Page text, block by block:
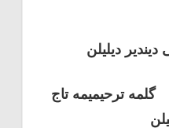
دیلیلن
گلمه ترحیمیمه تاج